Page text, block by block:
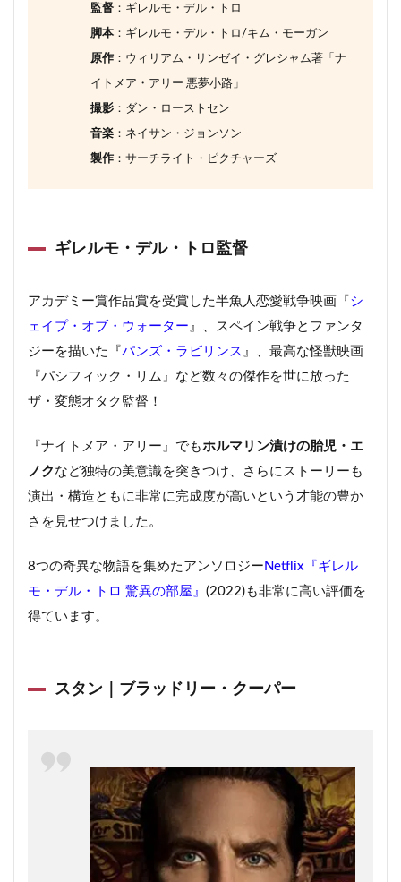
監督 ：ギレルモ・デル・トロ
脚本 ：ギレルモ・デル・トロ/キム・モーガン
原作 ：ウィリアム・リンゼイ・グレシャム著「ナ
イトメア・アリー 悪夢小路」
撮影 ：ダン・ローストセン
音楽 ：ネイサン・ジョンソン
製作 ：サーチライト・ピクチャーズ
ギレルモ・デル・トロ監督
アカデミー賞作品賞を受賞した半魚人恋愛戦争映画『シ
ェイプ・オブ・ウォーター 』、スペイン戦争とファンタ
ジーを描いた『パンズ・ラビリンス 』、最高な怪獣映画
『パシフィック・リム』など数々の傑作を世に放った
ザ・変態オタク監督！
『ナイトメア・アリー』でもホルマリン漬けの胎児・エ
ノク など独特の美意識を突きつけ、さらにストーリーも
演出・構造ともに非常に完成度が高いという才能の豊か
さを見せつけました。
8つの奇異な物語を集めたアンソロジー Netflix『ギレル
モ・デル・トロ 驚異の部屋』 (2022)も非常に高い評価を
得ています。
スタン｜ブラッドリー・クーパー